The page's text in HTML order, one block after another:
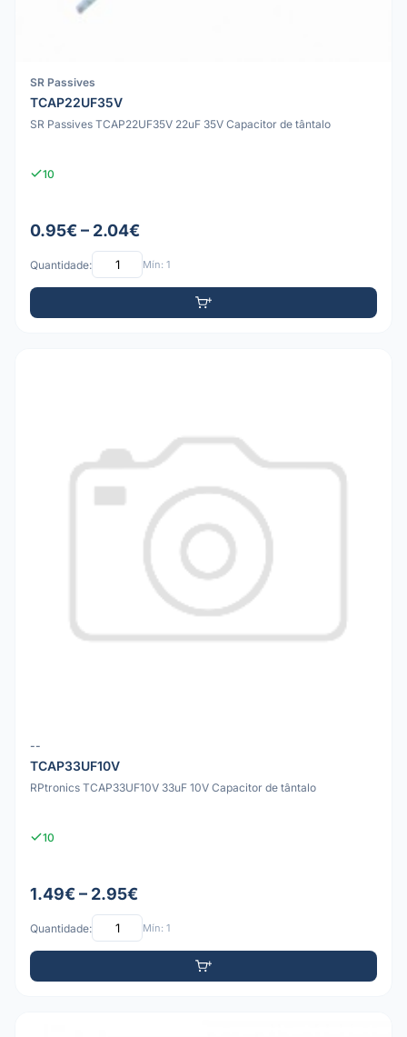
SR Passives
TCAP22UF35V
SR Passives TCAP22UF35V 22uF 35V Capacitor de tântalo
10
0.95€ – 2.04€
Quantidade: Mín: 1
--
TCAP33UF10V
RPtronics TCAP33UF10V 33uF 10V Capacitor de tântalo
10
1.49€ – 2.95€
Quantidade: Mín: 1